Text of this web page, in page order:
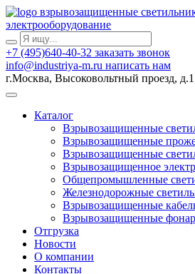
взрывозащищенные
электрооборудование
+7 (495)640-40-32 заказать звонок
info@industriya-m.ru написать нам
г.Москва, Высоковольтный проезд,
Каталог
Взрывозащищенные
Взрывозащищенные
Взрывозащищенные
Взрывозащищенное
Общепромышленные
Железнодорожные
Взрывозащищенные
Взрывозащищенные
Отгрузка
Новости
О компании
Контакты